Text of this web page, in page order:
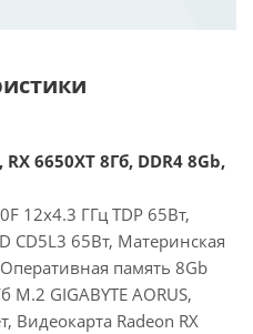
6650XT 8Гб, DDR4 8Gb,
12x4.3 ГГц TDP 65Вт,
CD5L3 65Вт, Материнская
память 8Gb
M.2 GIGABYTE AORUS,
Видеокарта Radeon RX